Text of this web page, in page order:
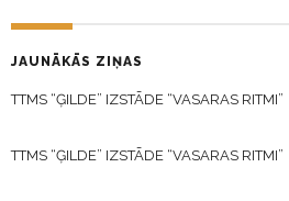
JAUNĀKĀS ZIŅAS
TTMS “ĢILDE” IZSTĀDE “VASARAS RITMI”
TTMS “ĢILDE” IZSTĀDE “VASARAS RITMI”